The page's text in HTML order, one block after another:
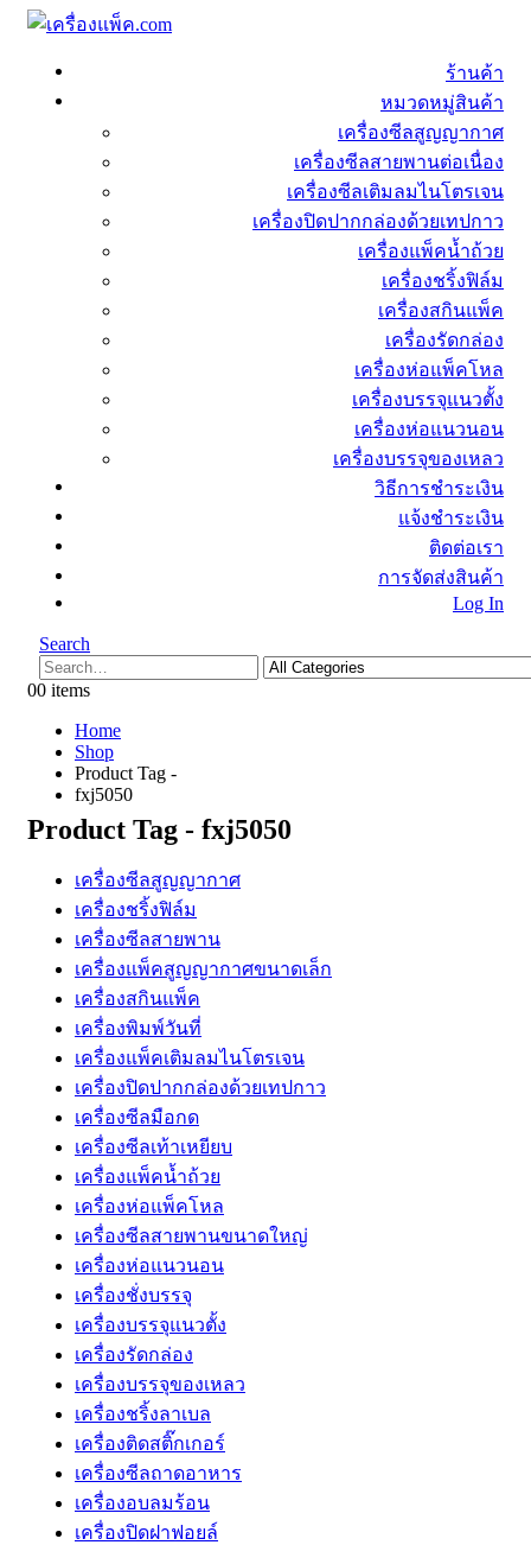
ร้านค้า
หมวดหมู่สินค้า
เครื่องซีลสูญญากาศ
เครื่องซีลสายพานต่อเนื่อง
เครื่องซีลเติมลมไนโตรเจน
เครื่องปิดปากกล่องด้วยเทปกาว
เครื่องแพ็คน้ำถ้วย
เครื่องชริ้งฟิล์ม
เครื่องสกินแพ็ค
เครื่องรัดกล่อง
เครื่องห่อแพ็คโหล
เครื่องบรรจุแนวตั้ง
เครื่องห่อแนวนอน
เครื่องบรรจุของเหลว
วิธีการชำระเงิน
แจ้งชำระเงิน
ติดต่อเรา
การจัดส่งสินค้า
Log In
Search
00 items
Home
Shop
Product Tag -
fxj5050
Product Tag - fxj5050
เครื่องซีลสูญญากาศ
เครื่องชริ้งฟิล์ม
เครื่องซีลสายพาน
เครื่องแพ็คสูญญากาศขนาดเล็ก
เครื่องสกินแพ็ค
เครื่องพิมพ์วันที่
เครื่องแพ็คเติมลมไนโตรเจน
เครื่องปิดปากกล่องด้วยเทปกาว
เครื่องซีลมือกด
เครื่องซีลเท้าเหยียบ
เครื่องแพ็คน้ำถ้วย
เครื่องห่อแพ็คโหล
เครื่องซีลสายพานขนาดใหญ่
เครื่องห่อแนวนอน
เครื่องชั่งบรรจุ
เครื่องบรรจุแนวตั้ง
เครื่องรัดกล่อง
เครื่องบรรจุของเหลว
เครื่องชริ้งลาเบล
เครื่องติดสติ๊กเกอร์
เครื่องซีลถาดอาหาร
เครื่องอบลมร้อน
เครื่องปิดฝาฟอยล์